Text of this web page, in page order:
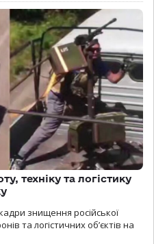
техніку та логістику
знищення російської
та логістичних об’єктів на